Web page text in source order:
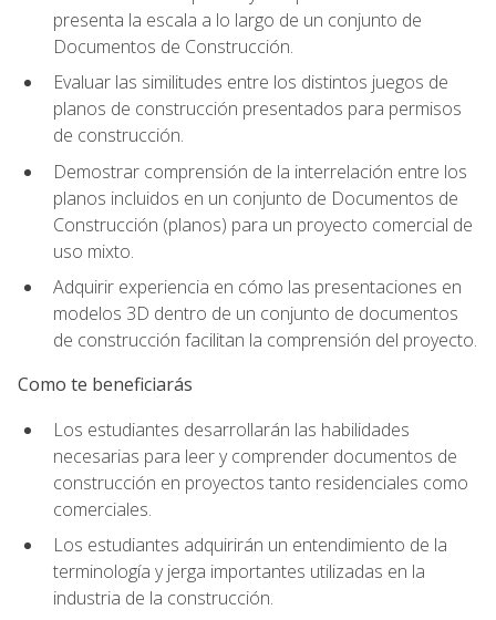
presenta la escala a lo largo de un conjunto de
Documentos de Construcción.
Evaluar las similitudes entre los distintos juegos de
planos de construcción presentados para permisos
de construcción.
Demostrar comprensión de la interrelación entre los
planos incluidos en un conjunto de Documentos de
Construcción (planos) para un proyecto comercial de
uso mixto.
Adquirir experiencia en cómo las presentaciones en
modelos 3D dentro de un conjunto de documentos
de construcción facilitan la comprensión del proyecto.
Como te beneficiarás
Los estudiantes desarrollarán las habilidades
necesarias para leer y comprender documentos de
construcción en proyectos tanto residenciales como
comerciales.
Los estudiantes adquirirán un entendimiento de la
terminología y jerga importantes utilizadas en la
industria de la construcción.